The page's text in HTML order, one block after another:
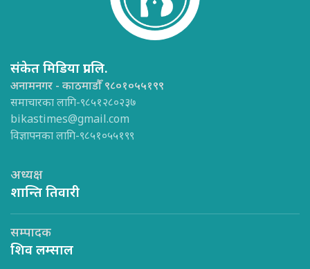
संकेत मिडिया प्रा.लि.
अनामनगर - काठमाडौँ ९८०१०५५१९९
समाचारका लागि-९८५१२८०२३७
bikastimes@gmail.com
विज्ञापनका लागि-९८५१०५५१९९
अध्यक्ष
शान्ति तिवारी
सम्पादक
शिव लम्साल